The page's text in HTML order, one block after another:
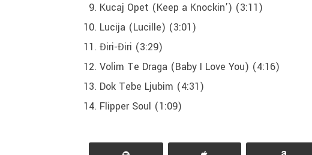
Kucaj Opet (Keep a Knockin’) (3:11)
Lucija (Lucille) (3:01)
Điri-Điri (3:29)
Volim Te Draga (Baby I Love You) (4:16)
Dok Tebe Ljubim (4:31)
Flipper Soul (1:09)